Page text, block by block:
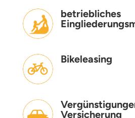
betriebliches
Bikeleasing
Versicherung